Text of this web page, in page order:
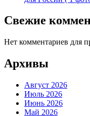
Свежие
Нет комментариев для
Архивы
Август 2026
Июль 2026
Июнь 2026
Май 2026